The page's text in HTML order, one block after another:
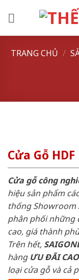
TRANG CHỦ /
Cửa Gỗ
Cửa gỗ công
hiệu sản phẩm
thống Showroom
phân phối những
cao, giá thành
Trên hết,
hàng ƯU ĐÃI CAO
loại cửa gỗ và cả